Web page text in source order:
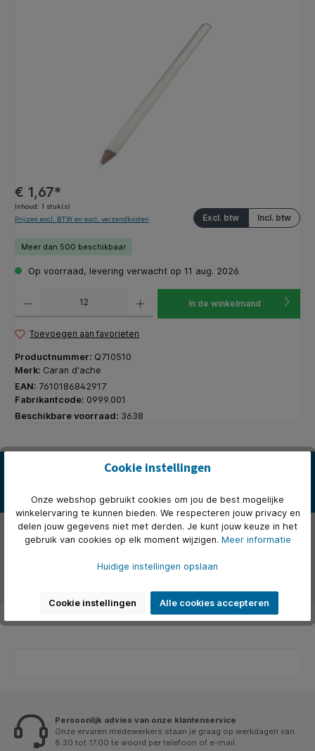
€ 1,67*
Inhoud: 1 stuk(s)
Incl. btw
Excl. btw
Prijzen excl. BTW en excl. verzendkosten
Meer dan 500 beschikbaar
Op voorraad, levering verwacht op 11 aug. 2026
In de winkelmand
Toevoegen aan favorieten
Productnummer: Q710510
Merk: Caran d'ache
EAN: 7610186842917
Fabrikantcode: 0999.001
Beschikbare voorraad: 3638
de meest herkenbaar serie uit de gehele Caran d'Ache col…Meer
Eigenschappen
Persoonlijk advies van onze klantenservice
Onze ervaren medewerkers staan je graag op werkdagen van
8.30 tot 17.00 te woord per telefoon of e-mail.
Cookie instellingen
Onze webshop gebruikt cookies om jou de best mogelijke
winkelervaring te kunnen bieden. We respecteren jouw privacy en
delen jouw gegevens niet met derden. Je kunt jouw keuze in het
gebruik van cookies op elk moment wijzigen. Meer informatie
Huidige instellingen opslaan
Cookie instellingen Alle cookies accepteren